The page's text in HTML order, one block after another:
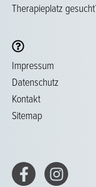
Therapieplatz
Impressum
Datenschutz
Kontakt
Sitemap